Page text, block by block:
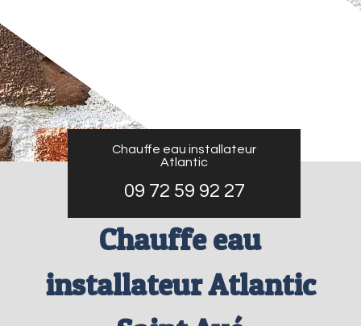
Chauffe eau installateur
Atlantic
09 72 59 92 27
Chauffe eau
installateur Atlantic